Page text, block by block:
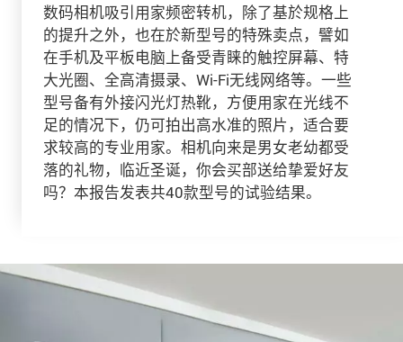
数码相机吸引用家频密转机，除了基於规格上
的提升之外，也在於新型号的特殊卖点，譬如
在手机及平板电脑上备受青睐的触控屏幕、特
大光圈、全高清摄录、Wi-Fi无线网络等。一些
型号备有外接闪光灯热靴，方便用家在光线不
足的情况下，仍可拍出高水准的照片，适合要
求较高的专业用家。相机向来是男女老幼都受
落的礼物，临近圣诞，你会买部送给挚爱好友
吗？本报告发表共40款型号的试验结果。